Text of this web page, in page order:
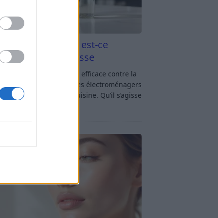
blanc et four est-ce
contre la graisse
blanc et four : est-ce efficace contre la
? Le four fait partie des électroménagers
sollicités dans une cuisine. Qu’il s’agisse